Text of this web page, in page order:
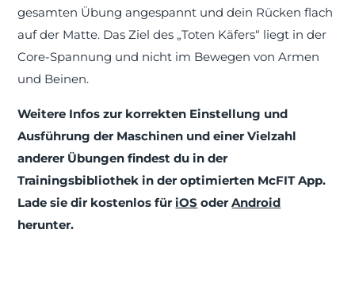
gesamten Übung angespannt und dein Rücken flach
auf der Matte. Das Ziel des „Toten Käfers“ liegt in der
Core-Spannung und nicht im Bewegen von Armen
und Beinen.
Weitere Infos zur korrekten Einstellung und
Ausführung der Maschinen und einer Vielzahl
anderer Übungen findest du in der
Trainingsbibliothek in der optimierten McFIT App.
Lade sie dir kostenlos füriOS oderAndroid
herunter.